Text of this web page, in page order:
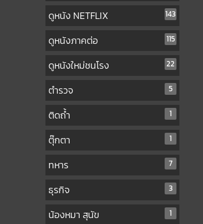
ดูหนัง NETFLIX 143
ดูหนังภาคต่อ 115
ดูหนังใหม่ชนโรง 22
ตำรวจ 5
ติดถ้ำ 1
ตุ๊กตา 1
ทหาร 7
ธุรกิจ 3
น้องหมา สุนัข 1